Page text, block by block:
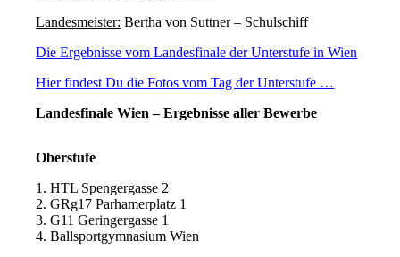
Landesmeister: Bertha von Suttner – Schulschiff
DieErgebnisse vom Landesfinale derUnterstufe in Wien
Hier findest Du dieFotos vom Tag der Unterstufe …
Landesfinale Wien – Ergebnisse aller Bewerbe
Oberstufe
1. HTL Spengergasse 2
2. GRg17 Parhamerplatz 1
3. G11 Geringergasse 1
4. Ballsportgymnasium Wien